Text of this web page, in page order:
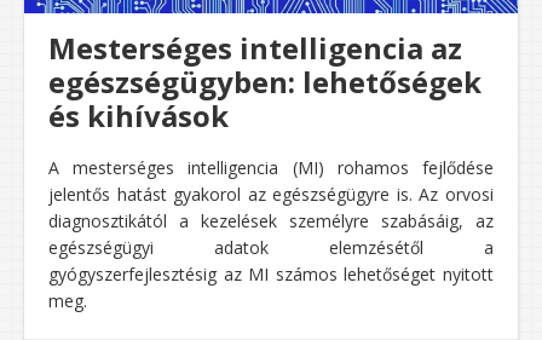
Mesterséges intelligencia az
egészségügyben: lehetőségek
és kihívások
A mesterséges intelligencia (MI) rohamos fejlődése
jelentős hatást gyakorol az egészségügyre is. Az orvosi
diagnosztikától a kezelések személyre szabásáig, az
egészségügyi adatok elemzésétől a
gyógyszerfejlesztésig az MI számos lehetőséget nyitott
meg.